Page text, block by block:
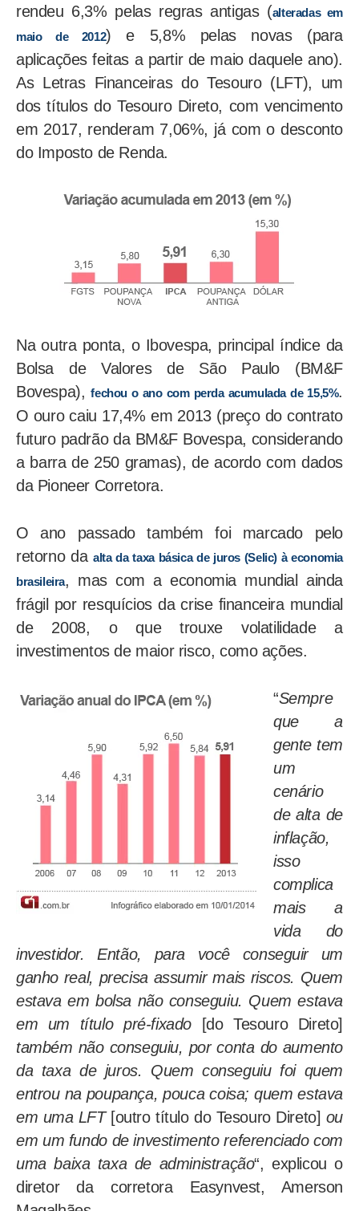
rendeu 6,3% pelas regras antigas (alteradas em
maio de 2012) e 5,8% pelas novas (para
aplicações feitas a partir de maio daquele ano).
As Letras Financeiras do Tesouro (LFT), um
dos títulos do Tesouro Direto, com vencimento
em 2017, renderam 7,06%, já com o desconto
do Imposto de Renda.
Na outra ponta, o Ibovespa, principal índice da
Bolsa de Valores de São Paulo (BM&F
Bovespa), fechou o ano com perda acumulada de 15,5%.
O ouro caiu 17,4% em 2013 (preço do contrato
futuro padrão da BM&F Bovespa, considerando
a barra de 250 gramas), de acordo com dados
da Pioneer Corretora.
O ano passado também foi marcado pelo
retorno da alta da taxa básica de juros (Selic) à economia
brasileira, mas com a economia mundial ainda
frágil por resquícios da crise financeira mundial
de 2008, o que trouxe volatilidade a
investimentos de maior risco, como ações.
“Sempre
que a
gente tem
um
cenário
de alta de
inflação,
isso
complica
mais a
vida do
investidor. Então, para você conseguir um
ganho real, precisa assumir mais riscos. Quem
estava em bolsa não conseguiu. Quem estava
em um título pré-fixado[do Tesouro Direto]
também não conseguiu, por conta do aumento
da taxa de juros. Quem conseguiu foi quem
entrou na poupança, pouca coisa; quem estava
em uma LFT[outro título do Tesouro Direto] ou
em um fundo de investimento referenciado com
uma baixa taxa de administração“, explicou o
diretor da corretora Easynvest, Amerson